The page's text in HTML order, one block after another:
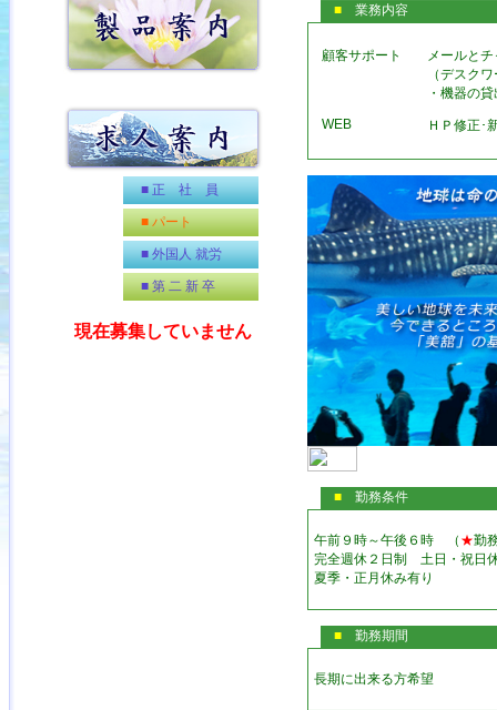
■ 正 社 員
■ パート
■ 外国人 就労
■ 第 二 新 卒
現在募集していません
■ 業務内容
顧客サポート
メールと
（デスク
・機器の
WEB
ＨＰ修正･
■ 勤務条件
午前９時～午後６時 （ ★勤
完全週休２日制 土日・祝日
夏季・正月休み有り
■ 勤務期間
長期に出来る方希望